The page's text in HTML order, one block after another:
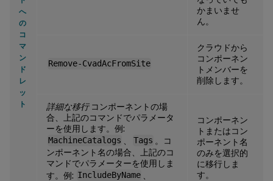
へ
の
コ
マ
ン
ド
レ
ッ
ト
かまいませ
ん。
Remove-CvadAcFromSite
クラウドから
コンポーネン
トメンバーを
削除します。
詳細な移行コンポーネントの場
合、上記のコマンドでパラメータ
ーを使用します。例:
MachineCatalogs
Tags 。コ
ンポーネント名の場合、上記のコ
マンドでパラメーターを使用しま
す。例: IncludeByName
コンポーネン
トまたはコン
ポーネント名
のみを選択的
に移行しま
す。